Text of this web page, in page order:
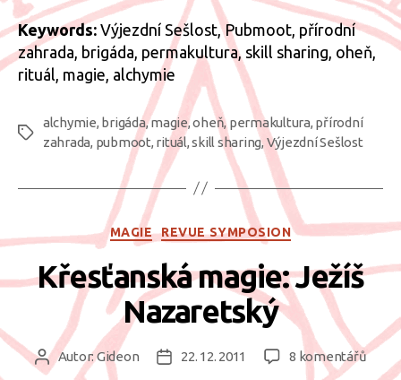
Keywords: Výjezdní Sešlost, Pubmoot, přírodní
zahrada, brigáda, permakultura, skill sharing, oheň,
rituál, magie, alchymie
Štítky
alchymie, brigáda,magie,oheň, permakultura, přírodní
zahrada, pubmoot, rituál,skill sharing, Výjezdní Sešlost
Rubriky
MAGIE REVUE SYMPOSION
Křesťanská magie: Ježíš
Nazaretský
Autor
příspěvku
Autor: Gideon
Datum
22. 12. 2011 8 komentářůu
textu